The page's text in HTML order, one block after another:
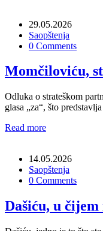
29.05.2026
Saopštenja
0 Comments
Momčiloviću,
Odluka o strateškom
glasa „za“, što
Read more
14.05.2026
Saopštenja
0 Comments
Dašiću, u